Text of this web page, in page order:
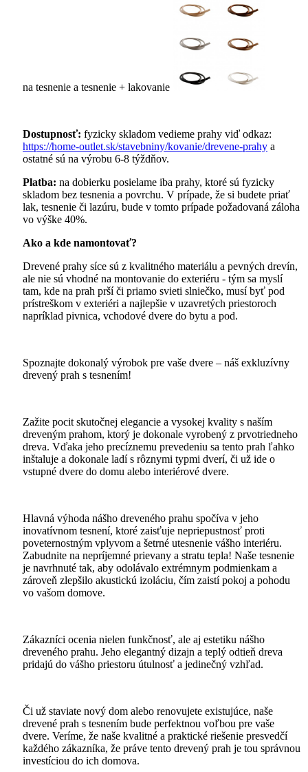
na tesnenie a tesnenie + lakovanie
Dostupnosť: fyzicky skladom vedieme prahy viď odkaz:
https://home-outlet.sk/stavebniny/kovanie/drevene-prahy a
ostatné sú na výrobu 6-8 týždňov.
Platba: na dobierku posielame iba prahy, ktoré sú fyzicky
skladom bez tesnenia a povrchu. V prípade, že si budete priať
lak, tesnenie či lazúru, bude v tomto prípade požadovaná záloha
vo výške 40%.
Ako a kde namontovať?
Drevené prahy síce sú z kvalitného materiálu a pevných drevín,
ale nie sú vhodné na montovanie do exteriéru - tým sa myslí
tam, kde na prah prší či priamo svieti slniečko, musí byť pod
prístreškom v exteriéri a najlepšie v uzavretých priestoroch
napríklad pivnica, vchodové dvere do bytu a pod.
Spoznajte dokonalý výrobok pre vaše dvere – náš exkluzívny
drevený prah s tesnením!
Zažite pocit skutočnej elegancie a vysokej kvality s naším
dreveným prahom, ktorý je dokonale vyrobený z prvotriedneho
dreva. Vďaka jeho precíznemu prevedeniu sa tento prah ľahko
inštaluje a dokonale ladí s rôznymi typmi dverí, či už ide o
vstupné dvere do domu alebo interiérové dvere.
Hlavná výhoda nášho dreveného prahu spočíva v jeho
inovatívnom tesnení, ktoré zaisťuje nepriepustnosť proti
poveternostným vplyvom a šetrné utesnenie vášho interiéru.
Zabudnite na nepríjemné prievany a stratu tepla! Naše tesnenie
je navrhnuté tak, aby odolávalo extrémnym podmienkam a
zároveň zlepšilo akustickú izoláciu, čím zaistí pokoj a pohodu
vo vašom domove.
Zákazníci ocenia nielen funkčnosť, ale aj estetiku nášho
dreveného prahu. Jeho elegantný dizajn a teplý odtieň dreva
pridajú do vášho priestoru útulnosť a jedinečný vzhľad.
Či už staviate nový dom alebo renovujete existujúce, naše
drevené prah s tesnením bude perfektnou voľbou pre vaše
dvere. Veríme, že naše kvalitné a praktické riešenie presvedčí
každého zákazníka, že práve tento drevený prah je tou správnou
investíciou do ich domova.